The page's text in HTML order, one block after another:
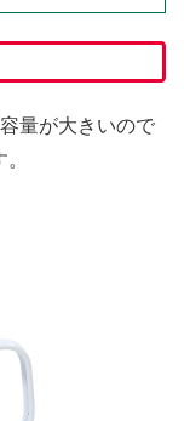
量が大きいので